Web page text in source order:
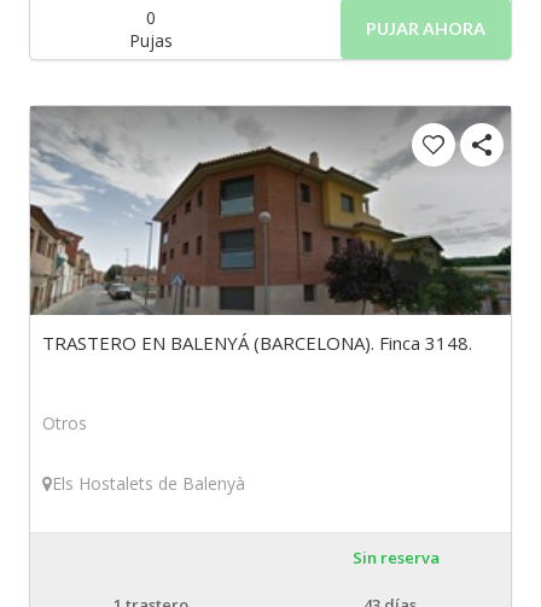
0
Pujas
PUJAR AHORA
TRASTERO EN BALENYÁ (BARCELONA). Finca 3148.
Otros
Els Hostalets de Balenyà
Sin reserva